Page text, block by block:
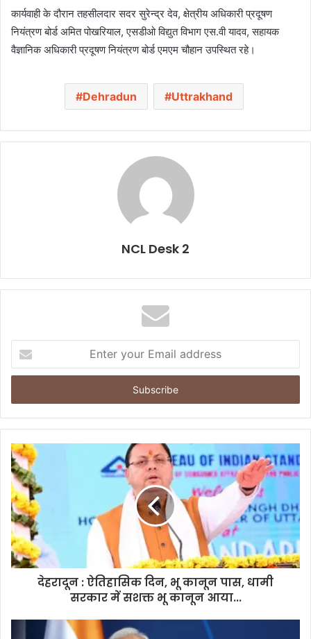
कार्यवाही के दौरान तहसीलदार सदर सुरेन्द्र देव, क्षेत्रीय अधिकारी प्रदूषण
नियंत्रण बोर्ड अमित पोखरियाल, एसडीओ विद्युत विभाग एस.वी यादव, सहायक
वैज्ञानिक अधिकारी प्रदूषण नियंत्रण बोर्ड एमएम चौहान उपस्थित रहे।
Dehradun Uttrakhand
NCL Desk 2
t
r
y
u
r
E
m
a
i
l
a
d
देहरादून : ऐतिहासिक दिन, भू कानून पास, धामी
सरकार में सशक्त भू कानून आया...